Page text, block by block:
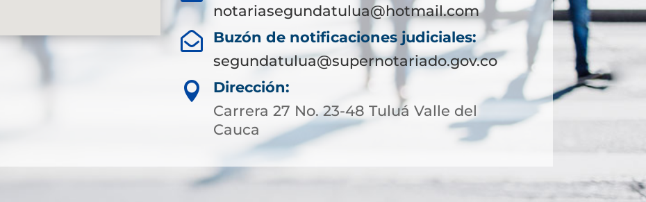
notariasegundatulua@hotmail.com

Buzón de notificaciones judiciales:
segundatulua@supernotariado.gov.co

Dirección:
Carrera 27 No. 23-48 Tuluá Valle del
Cauca